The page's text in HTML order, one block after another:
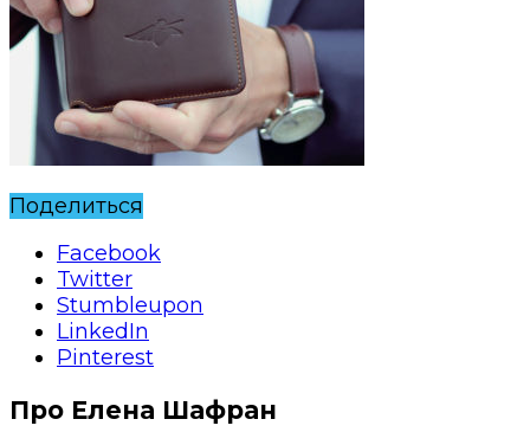
Поделиться
Facebook
Twitter
Stumbleupon
LinkedIn
Pinterest
Про Елена Шафран